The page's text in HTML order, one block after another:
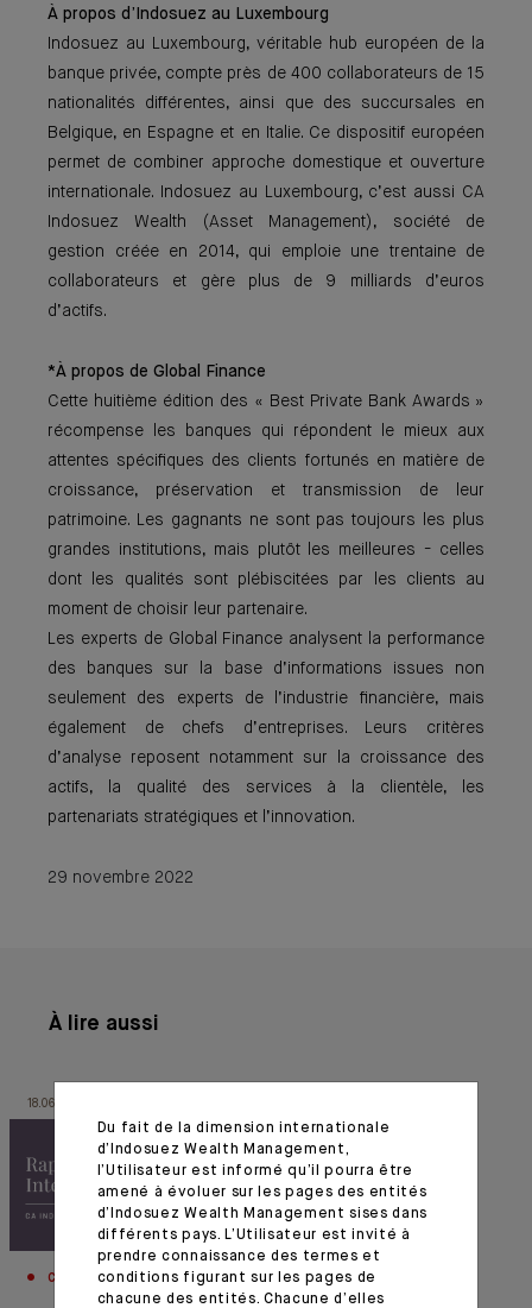
À propos d’Indosuez au Luxembourg
Indosuez au Luxembourg, véritable hub européen de la
banque privée, compte près de 400 collaborateurs de 15
nationalités différentes, ainsi que des succursales en
Belgique, en Espagne et en Italie. Ce dispositif européen
permet de combiner approche domestique et ouverture
internationale. Indosuez au Luxembourg, c’est aussi CA
Indosuez Wealth (Asset Management), société de
gestion créée en 2014, qui emploie une trentaine de
collaborateurs et gère plus de 9 milliards d’euros
d’actifs.
*À propos de Global Finance
Cette huitième édition des « Best Private Bank Awards »
récompense les banques qui répondent le mieux aux
attentes spécifiques des clients fortunés en matière de
croissance, préservation et transmission de leur
patrimoine. Les gagnants ne sont pas toujours les plus
grandes institutions, mais plutôt les meilleures - celles
dont les qualités sont plébiscitées par les clients au
moment de choisir leur partenaire.
Les experts de Global Finance analysent la performance
des banques sur la base d’informations issues non
seulement des experts de l’industrie financière, mais
également de chefs d’entreprises. Leurs critères
d’analyse reposent notamment sur la croissance des
actifs, la qualité des services à la clientèle, les
partenariats stratégiques et l’innovation.
29 novembre 2022
À lire aussi
18.06.26
CORPORATE RÉCOMPENSES
Du fait de la dimension internationale
d’Indosuez Wealth Management,
l’Utilisateur est informé qu’il pourra être
amené à évoluer sur les pages des entités
d’Indosuez Wealth Management sises dans
différents pays. L’Utilisateur est invité à
prendre connaissance des termes et
conditions figurant sur les pages de
chacune des entités. Chacune d’elles